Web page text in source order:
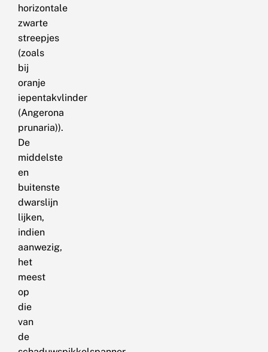
horizontale
zwarte
streepjes
(zoals
bij
oranje
iepentakvlinder
(Angerona
prunaria)).
De
middelste
en
buitenste
dwarslijn
lijken,
indien
aanwezig,
het
meest
op
die
van
de